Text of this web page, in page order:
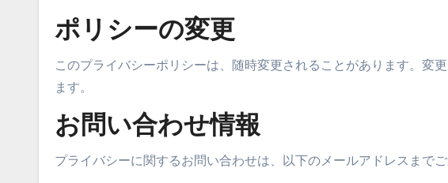
ポリシーの変更
このプライバシーポリシーは、随時変更されることがあります。変
ます。
お問い合わせ情報
プライバシーに関するお問い合わせは、以下のメールアドレスまでご